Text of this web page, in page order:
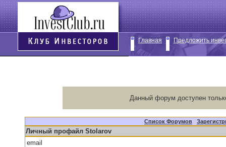
Главная Предложить
Данный форум доступен
Список Форумов |
Личный профайл Stolarov
email